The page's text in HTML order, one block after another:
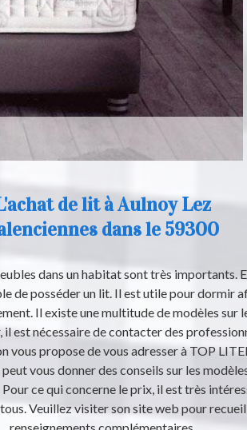
de lit à Aulnoy Lez
dans le 59300
dans un habitat sont très importants.
de posséder un lit. Il est utile pour dormir
Il existe une multitude de modèles sur
il est nécessaire de contacter des
vous propose de vous adresser à TOP
vous donner des conseils sur les
ce qui concerne le prix, il est très
Veuillez visiter son site web pour
renseignements complémentaires.